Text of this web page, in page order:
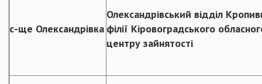
с-ще Олександрівка
Олександрівський відділ
філії Кіровоградського
центру зайнятості